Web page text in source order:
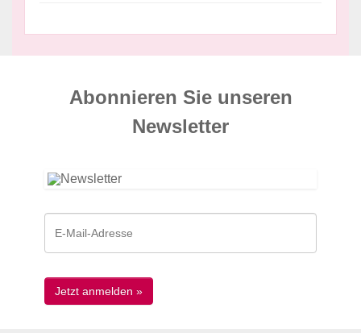
Abonnieren Sie unseren
News­letter